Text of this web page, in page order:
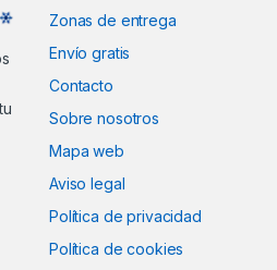
Zonas de entrega
Envío gratis
Contacto
Sobre nosotros
Mapa web
Aviso legal
Política de privacidad
Política de cookies